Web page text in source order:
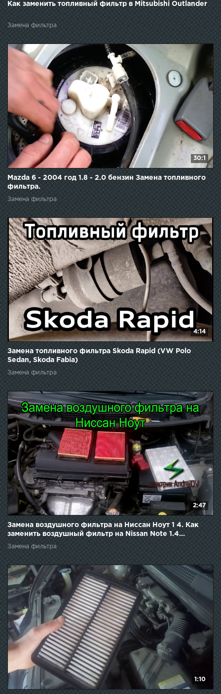
Как заменить топливный фильтр в Mitsubishi Outlander
Замена фильтра
30:1
Mazda 6 - 2004 год 1.8 - 2.0 бензин Замена топливного
фильтра.
Замена фильтра
4:14
Замена топливного фильтра Skoda Rapid (VW Polo
Sedan, Skoda Fabia)
Замена фильтра
2:47
Замена воздушного фильтра на Ниссан Ноут 1 4. Как
заменить воздушный фильтр на Nissan Note 1.4...
Замена фильтра
1:10